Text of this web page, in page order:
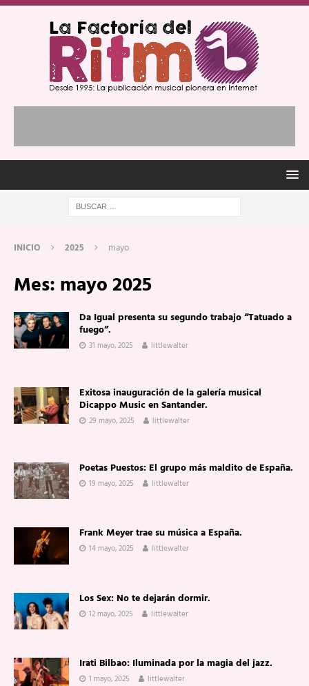
INICIO 2025 mayo
Mes: mayo 2025
Da Igual presenta su segundo trabajo “Tatuado a
fuego”.
31 mayo, 2025 littlewalter
Exitosa inauguración de la galería musical
Dicappo Music en Santander.
29 mayo, 2025 littlewalter
Poetas Puestos: El grupo más maldito de España.
19 mayo, 2025 littlewalter
Frank Meyer trae su música a España.
14 mayo, 2025 littlewalter
Los Sex: No te dejarán dormir.
12 mayo, 2025 littlewalter
Irati Bilbao: Iluminada por la magia del jazz.
1 mayo, 2025 littlewalter